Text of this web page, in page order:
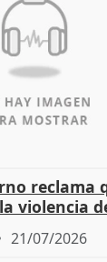
reclama
violencia
21/07/2026